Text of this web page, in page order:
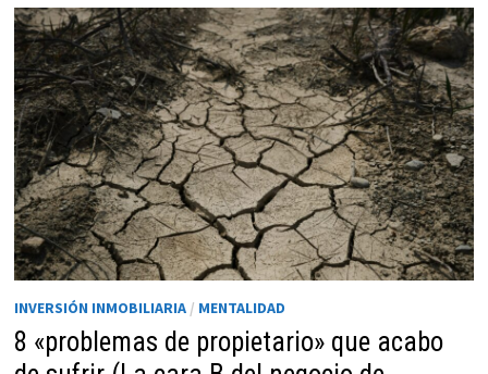
INVERSIÓN INMOBILIARIA/ MENTALIDAD
8 «problemas de propietario» que acabo